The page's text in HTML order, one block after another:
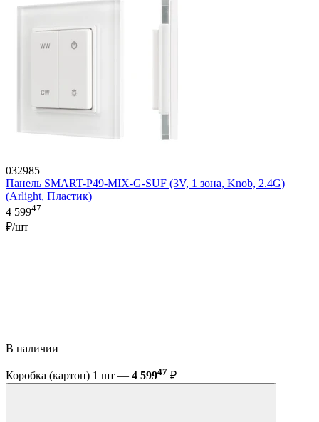
032985
Панель SMART-P49-MIX-G-SUF (3V, 1 зона, Knob, 2.4G)
(Arlight, Пластик)
4 59947
₽/шт
В наличии
Коробка (картон) 1 шт — 4 59947 ₽